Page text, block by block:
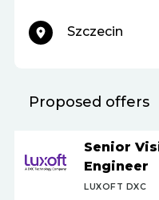
Szczecin
Proposed offers
Senior
Engineer
LUXOFT DXC